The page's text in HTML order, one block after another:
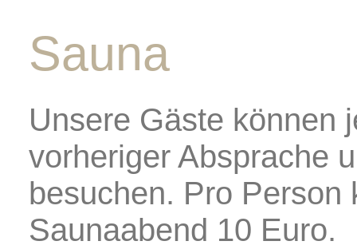
Sauna
Unsere Gäste können
vorheriger Absprache
besuchen. Pro Person
Saunaabend 10 Euro.